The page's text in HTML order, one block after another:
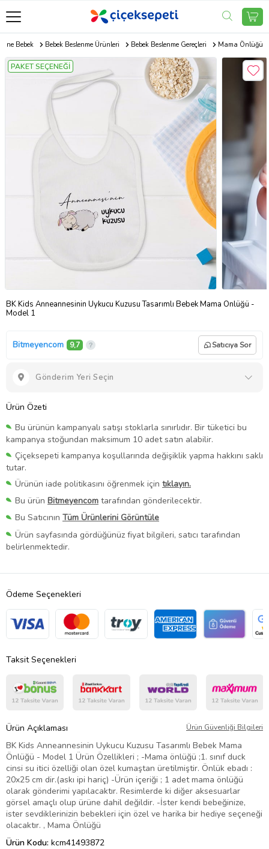
Bebek Bebek Beslenme Ürünleri Bebek Beslenme Gereçleri Mama Önlüğü
PAKET SEÇENEĞİ
BK Kids Anneannesinin Uykucu Kuzusu Tasarımlı Bebek Mama Önlüğü -
Model 1
Bitmeyencom 9,7 Satıcıya Sor
Gönderim Yeri Seçin
Ürün Özeti
Bu ürünün kampanyalı satışı stoklarla sınırlıdır. Bir tüketici bu
kampanya stoğundan maksimum 10 adet satın alabilir.
Çiçeksepeti kampanya koşullarında değişiklik yapma hakkını saklı
tutar.
Ürünün iade politikasını öğrenmek için tıklayın.
Bu ürün Bitmeyencom tarafından gönderilecektir.
Bu Satıcının Tüm Ürünlerini Görüntüle
Ürün sayfasında gördüğünüz fiyat bilgileri, satıcı tarafından
belirlenmektedir.
Ödeme Seçenekleri
Taksit Seçenekleri
Ürün Açıklaması Ürün Güvenliği Bilgileri
BK Kids Anneannesinin Uykucu Kuzusu Tasarımlı Bebek Mama
Önlüğü - Model 1 Ürün Özellikleri ; -Mama önlüğü ;1. sınıf duck
cinsi su itici özelliği olan özel kumaştan üretilmiştir. Önlük ebadı :
20x25 cm dir.(askı ipi hariç) -Ürün içeriği ; 1 adet mama önlüğü
olarak gönderimi yapılacaktır. Resimlerde ki diğer aksesuarlar
görsel amaçlı olup ürüne dahil değildir. -İster kendi bebeğinize,
ister sevdiklerinizin bebekleri için özel ve harika bir hediye seçeneği
olacaktır. , Mama Önlüğü
Ürün Kodu: kcm41493872